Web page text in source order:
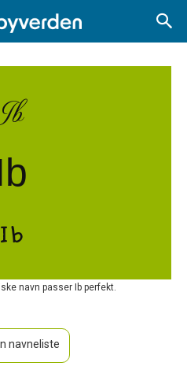
Ib
Ib
navn passer Ib perfekt.
navneliste